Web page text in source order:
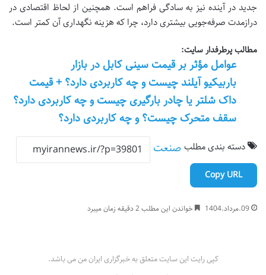
جدید در آینده نیز به سادگی فراهم است. همچنین از لحاظ اقتصادی در
درازمدت صرفه‌جویی بیشتری دارد، چرا که هزینه نگهداری آن کمتر است.
مطالب پرطرفدار سایت:
عوامل مؤثر بر قیمت سینی کابل در بازار
باربیکیو آیلند چیست و چه کاربردی دارد؟ + قیمت
داک شلتر یا چادر بارگیری چیست و چه کاربردی دارد؟
سقف متحرک چیست؟ و چه کاربردی دارد؟
دسته بندی مطلب صنعت
Copy URL
09.مرداد.1404 خواندن این مطلب 2 دقیقه زمان میبرد
کپی رایت این سایت متعلق به خبرگزاری ایران من می باشد.